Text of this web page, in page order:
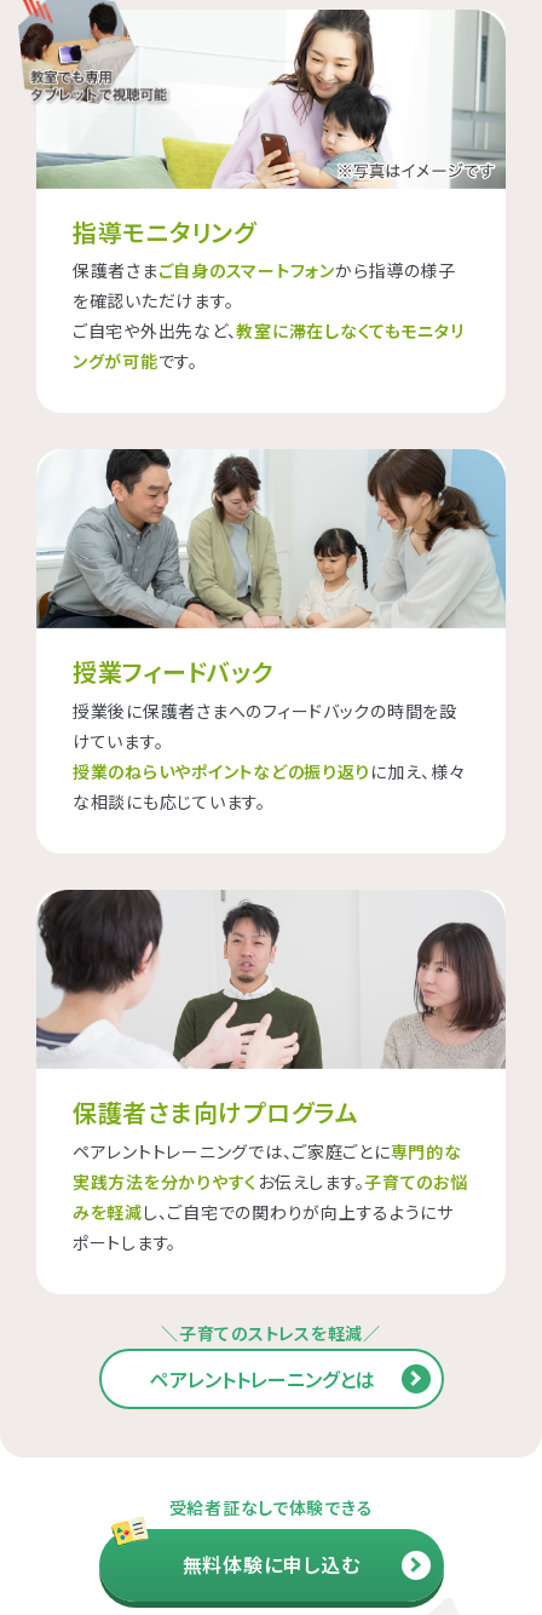
指導モニタリング
保護者さまご自身のスマートフォンから指導の様子
を確認いただけます。
ご自宅や外出先など、教室に滞在しなくてもモニタリ
ングが可能です。
授業フィードバック
授業後に保護者さまへのフィードバックの時間を設
けています。
授業のねらいやポイントなどの振り返り に加え、様々
な相談にも応じています。
保護者さま向けプログラム
ペアレントトレーニングでは、ご家庭ごとに専門的な
実践方法を分かりやすく お伝えします。子育てのお悩
みを軽減し、ご自宅での関わりが向上するようにサ
ポートします。
＼子育てのストレスを軽減／
ペアレントトレーニングとは
受給者証なしで体験できる
無料体験に申し込む